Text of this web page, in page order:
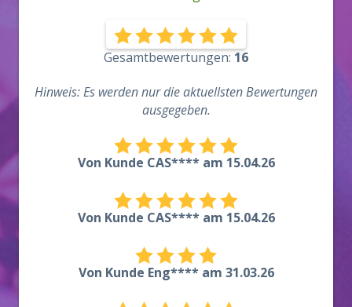
Gesamtbewertungen: 16
Hinweis: Es werden nur die aktuellsten Bewertungen
ausgegeben.
Von Kunde CAS**** am 15.04.26
Von Kunde CAS**** am 15.04.26
Von Kunde Eng**** am 31.03.26